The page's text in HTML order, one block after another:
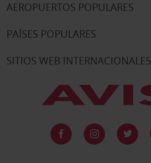
AEROPUERTOS POPULARES
PAÍSES POPULARES
SITIOS WEB INTERNACIONALES